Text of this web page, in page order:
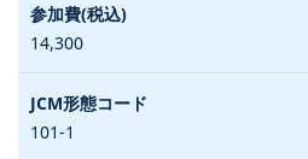
14,300
101-1